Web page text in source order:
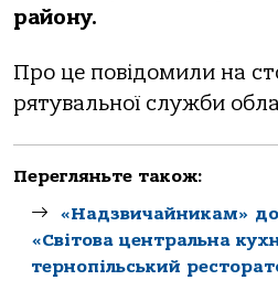
району.
Про це повідомили на
рятувальної служби
Перегляньте також:
«Надзвичайникам»
«Світова центральна
тернопільський